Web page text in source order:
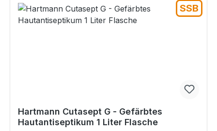
SSB
Hartmann Cutasept G - Gefärbtes
Hautantiseptikum 1 Liter Flasche